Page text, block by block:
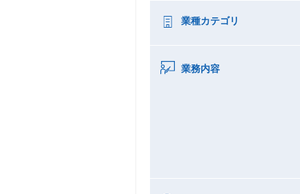
業種カテゴリ
業務内容